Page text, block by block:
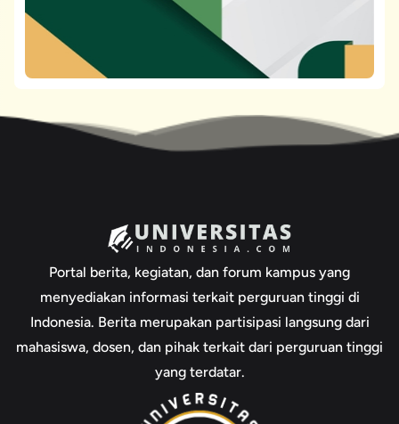
Portal berita, kegiatan, dan forum kampus yang
menyediakan informasi terkait perguruan tinggi di
Indonesia. Berita merupakan partisipasi langsung dari
mahasiswa, dosen, dan pihak terkait dari perguruan tinggi
yang terdatar.